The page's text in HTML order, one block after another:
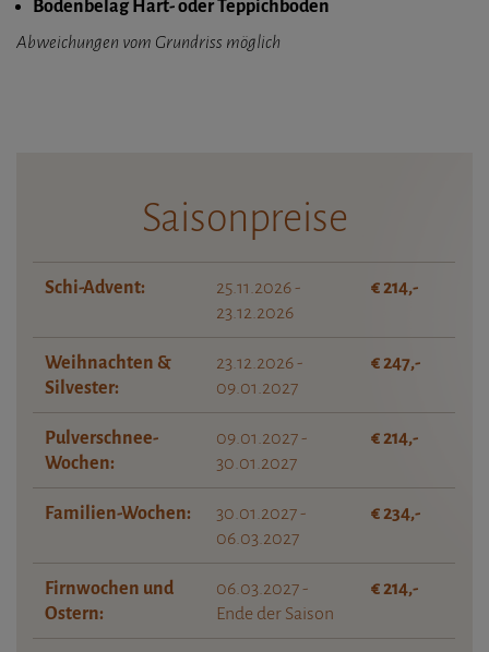
Bodenbelag Hart- oder Teppichboden
Abweichungen vom Grundriss möglich